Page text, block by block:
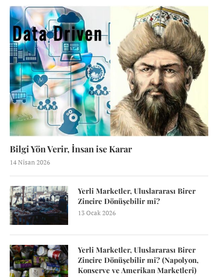
Bilgi Yön Verir, İnsan ise Karar
14 Nisan 2026
Yerli Marketler, Uluslararası Birer
Zincire Dönüşebilir mi?
13 Ocak 2026
Yerli Marketler, Uluslararası Birer
Zincire Dönüşebilir mi? (Napolyon,
Konserve ve Amerikan Marketleri)